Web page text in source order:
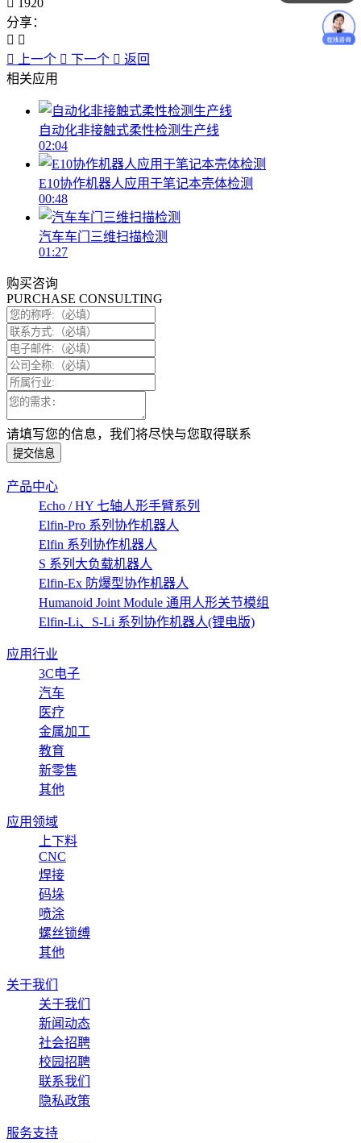
分享：
上一个 下一个
返回
相关应用
自动化非接触式柔性检测生产线
02:04
E10协作机器人应用于笔记本壳体检测
00:48
汽车车门三维扫描检测
01:27
购买咨询
PURCHASE CONSULTING
请填写您的信息，我们将尽快与您取得联系
提交信息
产品中心
Echo / HY 七轴人形手臂系列
Elfin-Pro 系列协作机器人
Elfin 系列协作机器人
S 系列大负载机器人
Elfin-Ex 防爆型协作机器人
Humanoid Joint Module 通用人形关节模组
Elfin-Li、S-Li 系列协作机器人(锂电版)
应用行业
3C电子
汽车
医疗
金属加工
教育
新零售
其他
应用领域
上下料
CNC
焊接
码垛
喷涂
螺丝锁缚
其他
关于我们
关于我们
新闻动态
社会招聘
校园招聘
联系我们
隐私政策
服务支持